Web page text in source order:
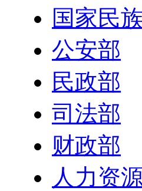
国家民
公安部
民政部
司法部
财政部
人力资